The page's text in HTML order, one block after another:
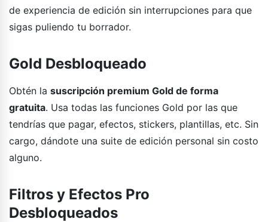
de experiencia de edición sin interrupciones para que
sigas puliendo tu borrador.
Gold Desbloqueado
Obtén la suscripción premium Gold de forma
gratuita. Usa todas las funciones Gold por las que
tendrías que pagar, efectos, stickers, plantillas, etc. Sin
cargo, dándote una suite de edición personal sin costo
alguno.
Filtros y Efectos Pro
Desbloqueados